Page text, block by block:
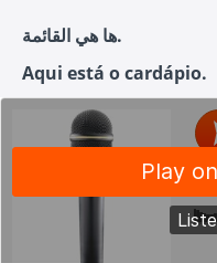
ها هي القائمة.
Aqui está o cardápio.